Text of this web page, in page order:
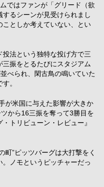
ではファンが「グリード（欲
るシーンが見受けられまし
としか考えていない、とい
法という独特な投げ方で三
振をとるたびにスタジアム
べられ、閑古鳥の鳴いていた
。
が米国に与えた影響が大きか
から16三振を奪って3勝目を
トリビューン・レビュー』
町”ピッツバーグは大打撃をく
ノモというピッチャーだっ